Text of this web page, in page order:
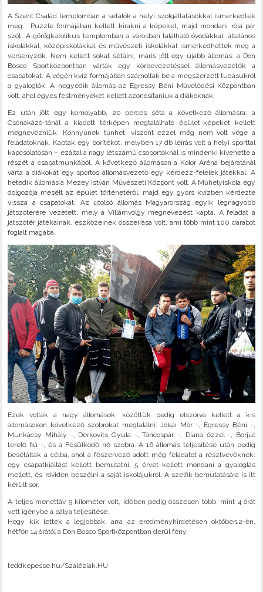
A Szent Család templomban a sétálók a helyi szolgáltatásokkal ismerkedtek
meg. Puzzle formájában kellett kirakni a képeket, majd mondani róla pár
szót. A görögkatolikus templomban a városban található óvodákkal, általános
iskolákkal, középiskolákkal és művészeti iskolákkal ismerkedhettek meg a
versenyzők. Nem kellett sokat sétálni, máris jött egy újabb állomás: a Don
Bosco Sportközpontban várták egy körbevezetéssel állomásvezetők a
csapatokat. A végén kvíz formájában számoltak be a megszerzett tudásukról
a gyaloglók. A negyedik állomás az Egressy Béni Művelődési Központban
volt, ahol egyes festményeket kellett azonosítaniuk a diákoknak.
Ez után jött egy komolyabb, 20 perces séta a következő állomásra: a
Csónakázó-tónál a kiadott térképen megtalálható épület-képeket kellett
megnevezniük. Könnyűnek tűnhet, viszont ezzel még nem volt vége a
feladatoknak. Kaptak egy borítékot, melyben 17 db leírás volt a helyi sporttal
kapcsolatosan – ezáltal a nagy létszámú csoportoknál is mindenki kivehette a
részét a csapatmunkából. A következő állomáson a Kolor Aréna bejáratánál
várta a diákokat egy sportos állomásvezető egy kérdezz-felelek játékkal. A
hetedik állomás a Mezey István Művészeti Központ volt. A Műhelyiskola egy
dolgozója mesélt az épület történetéről, majd egy gyors kvízben kérdezte
vissza a csapatokat. Az utolsó állomás Magyarország egyik legnagyobb
játszóterére vezetett, mely a Villámvölgy megnevezést kapta. A feladat a
játszótér játékainak, eszközeinek összeírása volt, ami több mint 100 darabot
foglalt magába.
Ezek voltak a nagy állomások, közöttük pedig elszórva kellett a kis
állomásokon következő szobrokat megtalálni: Jókai Mór -, Egressy Béni -,
Munkácsy Mihály -, Derkovits Gyula -, Táncospár -, Diana őzzel -, Borjút
terelő fiú -, és a Fésülködő nő szobra. A 16 állomás teljesítése után pedig
besétáltak a célba, ahol a főszervező adott még feladatot a résztvevőknek:
egy csapatkiáltást kellett bemutatni, 5 érvet kellett mondani a gyaloglás
mellett, és röviden beszélni a saját iskolájukról. A szelfik bemutatására is itt
került sor.
A teljes menettáv 9 kilométer volt, időben pedig összesen több, mint 4 órát
vett igénybe a pálya teljesítése.
Hogy kik lettek a legjobbak, arra az eredményhirdetésen október12-én,
hétfőn 14 órától a Don Bosco Sportközpontban derül fény.
teddkepesse.hu/Szaléziak.HU